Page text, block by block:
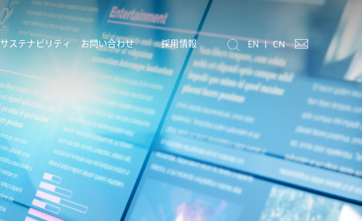
EN | CN
サステナビリティ お問い合わせ 採用情報